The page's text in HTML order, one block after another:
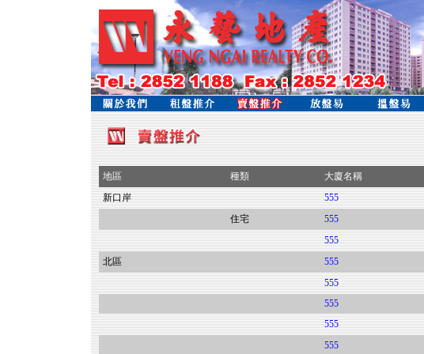
地區 種類 大廈名稱
新口岸
555
住宅
555
555
北區
555
555
555
555
555